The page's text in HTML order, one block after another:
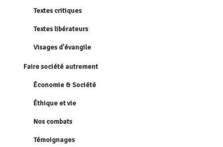
Textes critiques
Textes libérateurs
Visages d'évangile
Faire société autrement
Économie & Société
Éthique et vie
Nos combats
Témoignages